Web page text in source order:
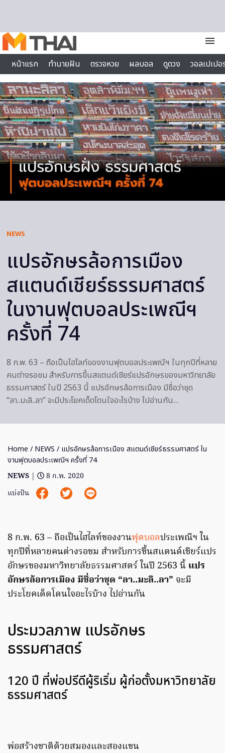
menu
หน้าแรก
ทำนายฝัน ตรวจหวย ผลบอล ดูดวง
วอลเปเป
ไลฟ์สไตล์
NEWS
แปรอักษรล้อการเมือง
สแตนด์เชียร์ธรรมศาสตร์
ในงานฟุตบอลประเพณีฯ
ครั้งที่ 74
8 ก.พ. 63 – ถือเป็นไฮไลท์ของงานฟุตบอลประเพณีฯ ในทุกปีที่หลาย
คนต่างรอชม สำหรับการขึ้นสแตนด์เชียร์แปรอักษรของมหาวิทยาลัย
ธรรมศาสตร์ ในปี 2563 นี้ แปรอักษรล้อการเมือง มีชื่อว่าชุด
“ลา..มะลิ..ลา” จะมีประโยคเด็ดโดนใจอะไรบ้าง ไปอ่านกัน…
Home / NEWS / แปรอักษรล้อการเมือง สแตนด์เชียร์ธรรมศาสตร์ ใน
งานฟุตบอลประเพณีฯ ครั้งที่ 74
NEWS |
8 ก.พ. 2020
แบ่งปัน
8 ก.พ. 63 – ถือเป็นไฮไลท์ของงานฟุตบอลประเพณีฯ ใน
ทุกปีที่หลายคนต่างรอชม สำหรับการขึ้นสแตนด์เชียร์แปร
อักษรของมหาวิทยาลัยธรรมศาสตร์ ในปี 2563 นี้ แปร
อักษรล้อการเมือง มีชื่อว่าชุด “ลา..มะลิ..ลา” จะมี
ประโยคเด็ดโดนใจอะไรบ้าง ไปอ่านกัน
ประมวลภาพ แปรอักษร
ธรรมศาสตร์
120 ปี ที่พ่อปรีดีผู้ริเริ่ม ผู้ก่อตั้งมหาวิทยาลัย
ธรรมศาสตร์
พ่อสร้างชาติด้วยสมองและสองแขน